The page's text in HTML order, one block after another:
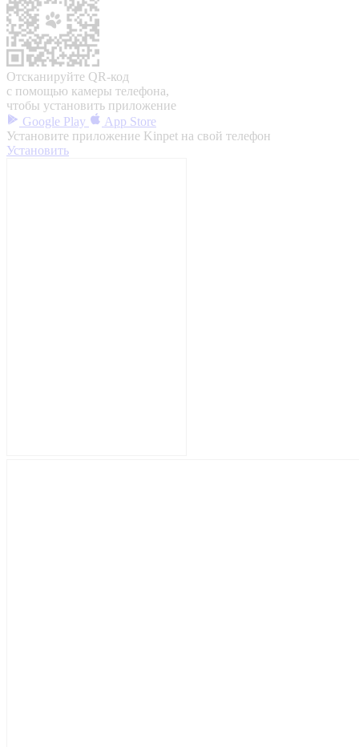
Отсканируйте QR-код
с помощью камеры телефона,
чтобы установить приложение
Google Play
App Store
Установите приложение Kinpet на свой телефон
Установить